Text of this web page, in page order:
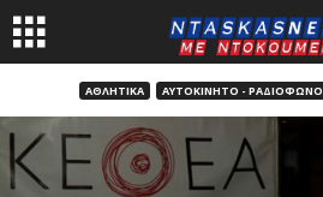
ΑΘΛΗΤΙΚΑ ΑΥΤΟΚΊΝΗΤΟ - ΡΑΔΙΌΦΩΝΟ